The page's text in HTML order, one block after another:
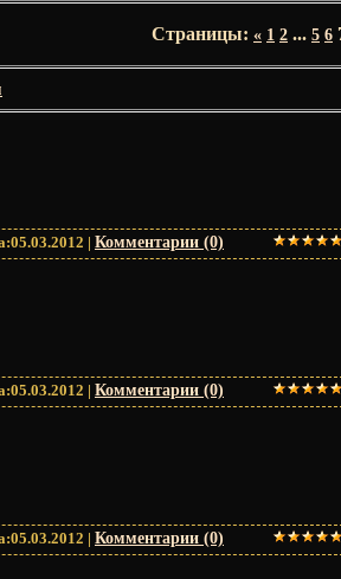
Страницы: « 1 2 ... 5 6
05.03.2012 | Комментарии (0)
05.03.2012 | Комментарии (0)
05.03.2012 | Комментарии (0)